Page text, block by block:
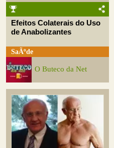
Efeitos Colaterais do Uso
de Anabolizantes
SaÃºde
O Buteco da Net